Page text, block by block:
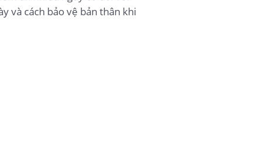
và cách bảo vệ bản thân khi